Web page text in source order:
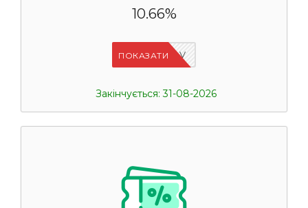
10.66%
IFPHE6DV
ПОКАЗАТИ
Закінчується: 31-08-2026